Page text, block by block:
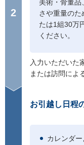
2
美術・骨董品
さや重量のた
たは1組30万
ください。
入力いただいた
または訪問によ
お引越し日程
カレンダ